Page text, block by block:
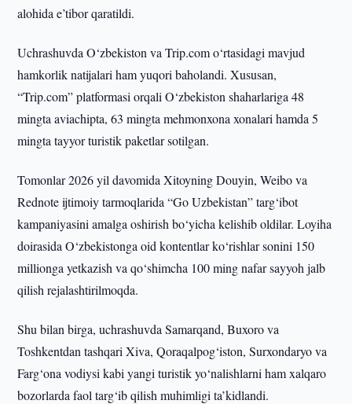
alohida e’tibor qaratildi.
Uchrashuvda O‘zbekiston va Trip.com o‘rtasidagi mavjud
hamkorlik natijalari ham yuqori baholandi. Xususan,
“Trip.com” platformasi orqali O‘zbekiston shaharlariga 48
mingta aviachipta, 63 mingta mehmonxona xonalari hamda 5
mingta tayyor turistik paketlar sotilgan.
Tomonlar 2026 yil davomida Xitoyning Douyin, Weibo va
Rednote ijtimoiy tarmoqlarida “Go Uzbekistan” targ‘ibot
kampaniyasini amalga oshirish bo‘yicha kelishib oldilar. Loyiha
doirasida O‘zbekistonga oid kontentlar ko‘rishlar sonini 150
millionga yetkazish va qo‘shimcha 100 ming nafar sayyoh jalb
qilish rejalashtirilmoqda.
Shu bilan birga, uchrashuvda Samarqand, Buxoro va
Toshkentdan tashqari Xiva, Qoraqalpog‘iston, Surxondaryo va
Farg‘ona vodiysi kabi yangi turistik yo‘nalishlarni ham xalqaro
bozorlarda faol targ‘ib qilish muhimligi ta’kidlandi.